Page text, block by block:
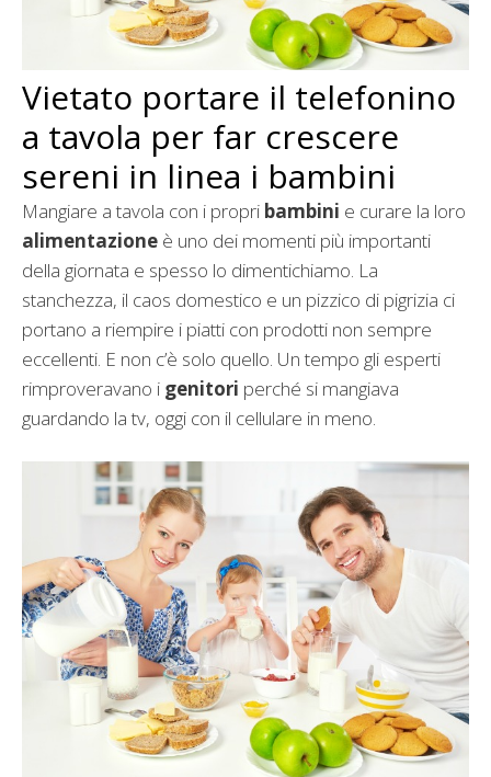
Vietato portare il telefonino
a tavola per far crescere
sereni in linea i bambini
Mangiare a tavola con i propri bambini e curare la loro
alimentazione è uno dei momenti più importanti
della giornata e spesso lo dimentichiamo. La
stanchezza, il caos domestico e un pizzico di pigrizia ci
portano a riempire i piatti con prodotti non sempre
eccellenti. E non c’è solo quello. Un tempo gli esperti
rimproveravano i genitori perché si mangiava
guardando la tv, oggi con il cellulare in meno.